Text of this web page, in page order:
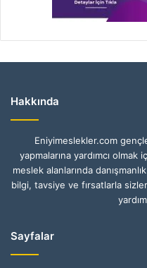
Hakkında
Eniyimeslekler.com
yapmalarına yardımcı
meslek alanlarında
bilgi, tavsiye ve fırsatlarla
Sayfalar